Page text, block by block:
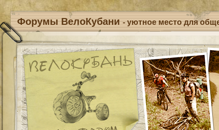
Форумы ВелоКубани - уютное место для